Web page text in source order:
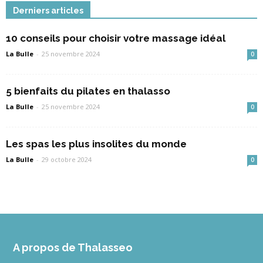
Derniers articles
10 conseils pour choisir votre massage idéal
La Bulle - 25 novembre 2024 0
5 bienfaits du pilates en thalasso
La Bulle - 25 novembre 2024 0
Les spas les plus insolites du monde
La Bulle - 29 octobre 2024 0
A propos de Thalasseo